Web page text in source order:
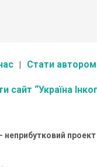
Стати автором
сайт “Україна
- неприбутковий проект